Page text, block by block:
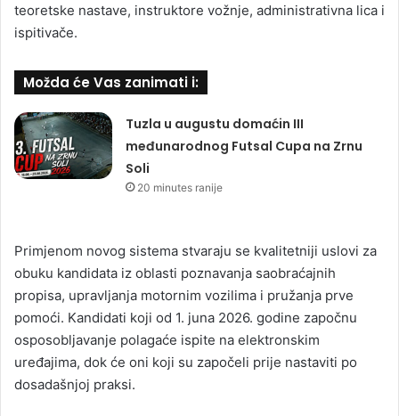
teoretske nastave, instruktore vožnje, administrativna lica i
ispitivače.
Možda će Vas zanimati i:
Tuzla u augustu domaćin III
međunarodnog Futsal Cupa na Zrnu
Soli
20 minutes ranije
Primjenom novog sistema stvaraju se kvalitetniji uslovi za
obuku kandidata iz oblasti poznavanja saobraćajnih
propisa, upravljanja motornim vozilima i pružanja prve
pomoći. Kandidati koji od 1. juna 2026. godine započnu
osposobljavanje polagaće ispite na elektronskim
uređajima, dok će oni koji su započeli prije nastaviti po
dosadašnjoj praksi.